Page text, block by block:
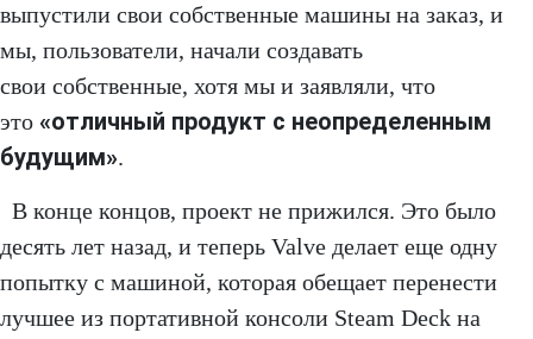
выпустили свои собственные машины на заказ, и
мы, пользователи, начали создавать
свои собственные, хотя мы и заявляли, что
это «отличный продукт с неопределенным
будущим».
В конце концов, проект не прижился. Это было
десять лет назад, и теперь Valve делает еще одну
попытку с машиной, которая обещает перенести
лучшее из портативной консоли Steam Deck на